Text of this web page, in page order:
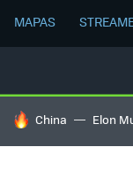
MAPAS
HOY SE HABLA DE
China Elon